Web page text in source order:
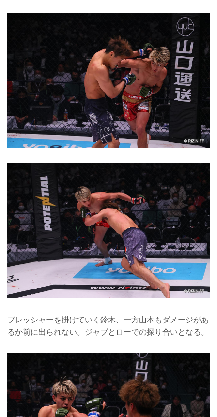
プレッシャーを掛けていく鈴木、一方山本もダメージがあ
るか前に出られない。ジャブとローでの探り合いとなる。